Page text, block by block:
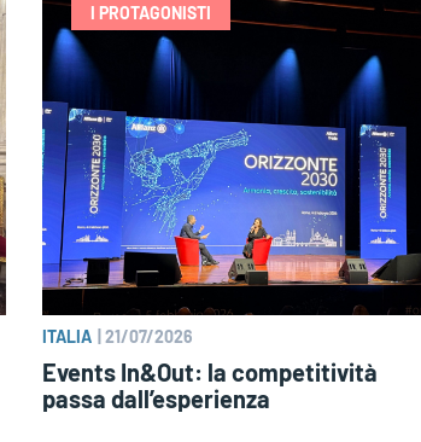
I PROTAGONISTI
ITALIA 21/07/2026
Events In&Out: la competitività
passa dall’esperienza